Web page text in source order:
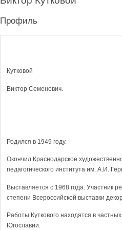
Профиль
Кутковой
Виктор Семенович.
Родился в 1949 году.
Окончил Краснодарское
педагогического института им. А.И.
Выставляется с 1968 года. Участник
степени Всероссийской выставки
Работы Куткового находятся в
Югославии.